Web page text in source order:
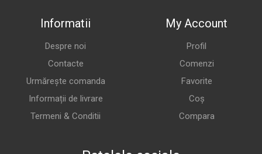
Informatii
Despre noi
Contacte
Urmărește comanda
Informații de livrare
Termeni & Conditii
My Account
Profil
Comenzi
Favorite
Coș
Compara